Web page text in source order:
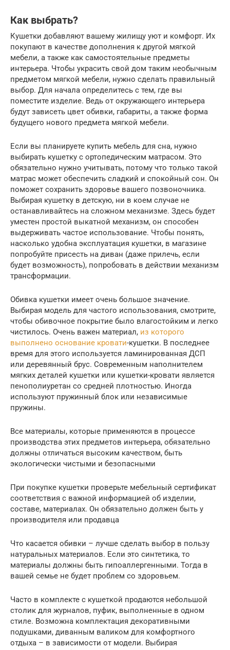
Как выбрать?
Кушетки добавляют вашему жилищу уют и комфорт. Их
покупают в качестве дополнения к другой мягкой
мебели, а также как самостоятельные предметы
интерьера. Чтобы украсить свой дом таким необычным
предметом мягкой мебели, нужно сделать правильный
выбор. Для начала определитесь с тем, где вы
поместите изделие. Ведь от окружающего интерьера
будут зависеть цвет обивки, габариты, а также форма
будущего нового предмета мягкой мебели.
Если вы планируете купить мебель для сна, нужно
выбирать кушетку с ортопедическим матрасом. Это
обязательно нужно учитывать, потому что только такой
матрас может обеспечить сладкий и спокойный сон. Он
поможет сохранить здоровье вашего позвоночника.
Выбирая кушетку в детскую, ни в коем случае не
останавливайтесь на сложном механизме. Здесь будет
уместен простой выкатной механизм, он способен
выдерживать частое использование. Чтобы понять,
насколько удобна эксплуатация кушетки, в магазине
попробуйте присесть на диван (даже прилечь, если
будет возможность), попробовать в действии механизм
трансформации.
Обивка кушетки имеет очень большое значение.
Выбирая модель для частого использования, смотрите,
чтобы обивочное покрытие было влагостойким и легко
чистилось. Очень важен материал, из которого
выполнено основание кровати-кушетки. В последнее
время для этого используется ламинированная ДСП
или деревянный брус. Современным наполнителем
мягких деталей кушетки или кушетки-кровати является
пенополиуретан со средней плотностью. Иногда
используют пружинный блок или независимые
пружины.
Все материалы, которые применяются в процессе
производства этих предметов интерьера, обязательно
должны отличаться высоким качеством, быть
экологически чистыми и безопасными
При покупке кушетки проверьте мебельный сертификат
соответствия с важной информацией об изделии,
составе, материалах. Он обязательно должен быть у
производителя или продавца
Что касается обивки – лучше сделать выбор в пользу
натуральных материалов. Если это синтетика, то
материалы должны быть гипоаллергенными. Тогда в
вашей семье не будет проблем со здоровьем.
Часто в комплекте с кушеткой продаются небольшой
столик для журналов, пуфик, выполненные в одном
стиле. Возможна комплектация декоративными
подушками, диванным валиком для комфортного
отдыха – в зависимости от модели. Выбирая